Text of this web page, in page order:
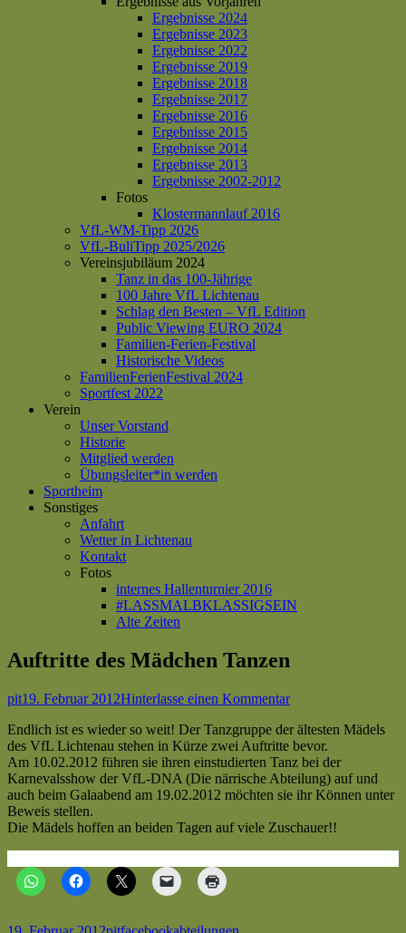
Ergebnisse 2024
Ergebnisse 2023
Ergebnisse 2022
Ergebnisse 2019
Ergebnisse 2018
Ergebnisse 2017
Ergebnisse 2016
Ergebnisse 2015
Ergebnisse 2014
Ergebnisse 2013
Ergebnisse 2002-2012
Fotos
Klostermannlauf 2016
VfL-WM-Tipp 2026
VfL-BuliTipp 2025/2026
Vereinsjubiläum 2024
Tanz in das 100-Jährige
100 Jahre VfL Lichtenau
Schlag den Besten – VfL Edition
Public Viewing EURO 2024
Familien-Ferien-Festival
Historische Videos
FamilienFerienFestival 2024
Sportfest 2022
Verein
Unser Vorstand
Historie
Mitglied werden
Übungsleiter*in werden
Sportheim
Sonstiges
Anfahrt
Wetter in Lichtenau
Kontakt
Fotos
internes Hallenturnier 2016
#LASSMALBKLASSIGSEIN
Alte Zeiten
Auftritte des Mädchen Tanzen
Autor
pitVeröffentlicht
19. Februar 2012Hinterlasse einen Kommentarzu
des
Mädchen
Tanzen
Endlich ist es wieder so weit! Der Tanzgruppe der ältesten Mädels
des VfL Lichtenau stehen in Kürze zwei Auftritte bevor.
Am 10.02.2012 führen sie ihren einstudierten Tanz bei der
Karnevalsshow der VfL-DNA (Die närrische Abteilung) auf und
auch beim Galaabend am 19.02.2012 möchten sie ihr Können unter
Beweis stellen.
Die Mädels hoffen an beiden Tagen auf viele Zuschauer!!
Veröffentlicht
Autor
KategorienSchlagwörter